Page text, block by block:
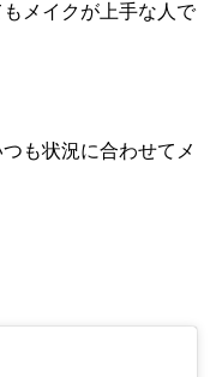
メイクが上手な人で
も状況に合わせてメ